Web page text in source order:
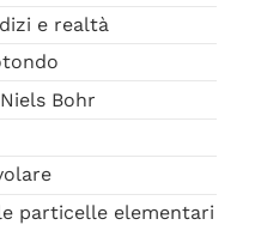
e realtà
Bohr
particelle elementari